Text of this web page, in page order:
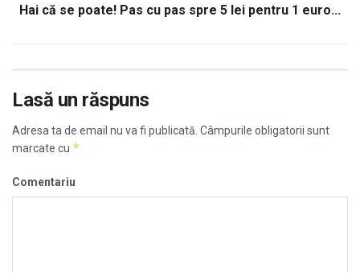
Hai că se poate! Pas cu pas spre 5 lei pentru 1 euro...
Lasă un răspuns
Adresa ta de email nu va fi publicată. Câmpurile obligatorii sunt
marcate cu *
Comentariu